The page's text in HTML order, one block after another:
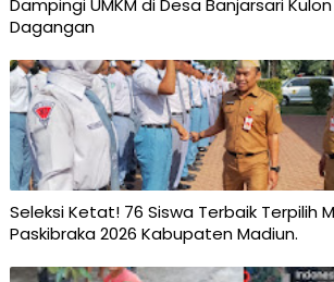
Dampingi UMKM di Desa Banjarsari
Dagangan
Seleksi Ketat! 76 Siswa Terbaik Terpilih
Paskibraka 2026 Kabupaten Madiun.